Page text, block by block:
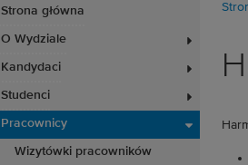
Strona główna
O Wydziale
Kandydaci
Studenci
Pracownicy
Wizytówki pracowników